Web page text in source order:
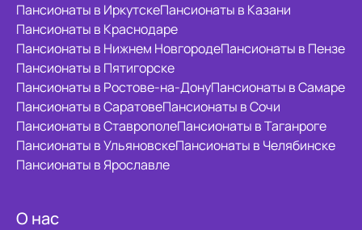
Пансионаты в ИркутскеПансионаты в Казани
Пансионаты в Краснодаре
Пансионаты в Нижнем НовгородеПансионаты в Пензе
Пансионаты в Пятигорске
Пансионаты в Ростове-на-ДонуПансионаты в Самаре
Пансионаты в СаратовеПансионаты в Сочи
Пансионаты в СтаврополеПансионаты в Таганроге
Пансионаты в УльяновскеПансионаты в Челябинске
Пансионаты в Ярославле
О нас